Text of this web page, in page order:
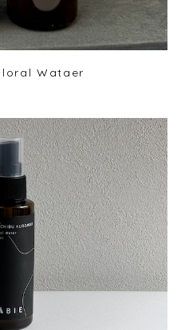
Wataer